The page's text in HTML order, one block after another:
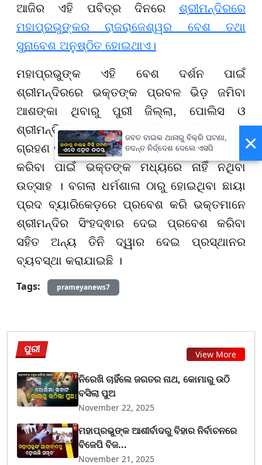
ଆଜିର ଏହି ପବିତ୍ର ଦିନରେ ଶ୍ରୀମନ୍ଦିରରେ
ମହାପ୍ରଭୁଙ୍କର ରାଜରାଜେଶ୍ୱର ବେଶ ତଥା
ସୁନାବେଶ ଅନୁଷ୍ଠିତ ହୋଇଥାଏ।
ମହାପ୍ରଭୁଙ୍କ ଏହି ବେଶ ଦର୍ଶନ ପାଇଁ
ଶ୍ରୀମନ୍ଦିରରେ ଭକ୍ତଙ୍କ ପ୍ରବଳ ଭିଡ଼ ଜମିବା
ଆଶଙ୍କା ଥିବାରୁ ପୁରୀ ଜିଲ୍ଲା, ପୋଲିସ ଓ
ଶ୍ରୀମନ୍ଦିର ପ୍ରଶାସନ ପକ୍ଷରୁ ସମସ୍ତ ବ୍ୟବସ୍ଥା
ଗ୍ରହଣ କରାଯାଇଛି। ଆଜିର ଏହି ଦୁର୍ଲଭ ବେଶ ଦର୍ଶନ
କରିବା ପାଇଁ ଭକ୍ତଙ୍କ ମଧ୍ୟରେ ନାହିଁ ନଥିବା
ଉତ୍ସାହ । ବଗଲା ଧର୍ମଶାଳା ଠାରୁ ହୋଇଥିବା ଛାୟା
ପ୍ରଦ ବ୍ୟାରିକେଡ଼ରେ ପ୍ରବେଶ କରି ଭକ୍ତମାନେ
ଶ୍ରୀମନ୍ଦିର ସିଂହଦ୍ଵାର ଦେଇ ପ୍ରବେଶ କରିବା
ସହିତ ଅନ୍ୟ ତିନି ଦ୍ୱାର ଦେଇ ପ୍ରସ୍ଥାନର
ବ୍ୟବସ୍ଥା କରାଯାଇଛି ।
Tags:
prameyanews7
ପୁରୀ View More
ନିରେଖି ଚାହିଁଲେ ଜଗତର ନାଥ, କୋମାରୁ ଉଠି
ବସିଲା ପୁଅ
November 22, 2025
ମହାପ୍ରଭୁଙ୍କ ଆଶୀର୍ବାଦରୁ ବିହାର ନିର୍ବାଚନରେ
ବିଜେପି ବିଜ...
November 21, 2025
×
ଜବତ ବାଇକ ଥାନାରୁ ବିକ୍ରି ଘଟଣା,
ତଦନ୍ତ ନିର୍ଦ୍ଦେଶ ଦେଲେ ଏସପି